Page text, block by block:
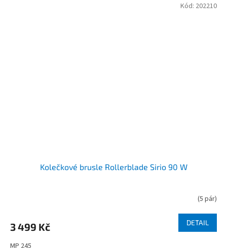
Kolečkové brusle Rollerblade Sirio 90 W
(5 pár)
3 499 Kč DETAIL
Kód: 202210